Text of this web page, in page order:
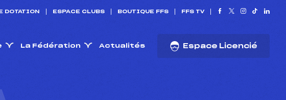
DOTATION ESPACE CLUBS BOUTIQUE FFS FFS TV
La Fédération Actualités Espace Licencié